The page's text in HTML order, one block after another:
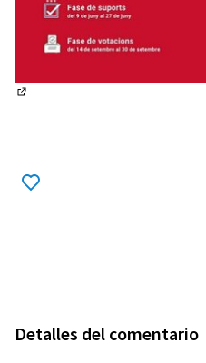
Detalles del comentario